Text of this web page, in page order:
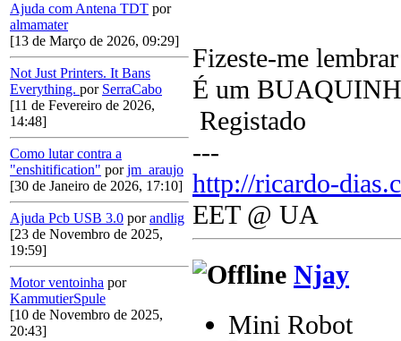
Ajuda com Antena TDT por
almamater
[13 de Março de 2026, 09:29]
Not Just Printers. It Bans
Everything. por SerraCabo
[11 de Fevereiro de 2026,
14:48]
Como lutar contra a
"enshitification" porjm_araujo
[30 de Janeiro de 2026, 17:10]
Ajuda Pcb USB 3.0 porandlig
[23 de Novembro de 2025,
19:59]
Motor ventoinha por
KammutierSpule
[10 de Novembro de 2025,
20:43]
Fizeste-me
É um
Registado
---
http://ricardo-
EET @ UA
Njay
Mini Robot